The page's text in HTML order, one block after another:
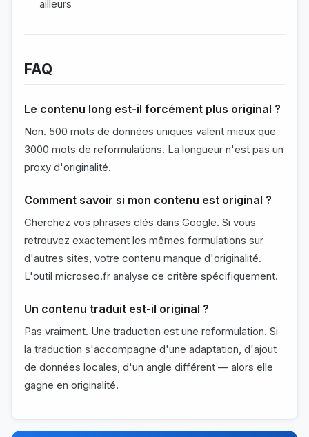
ailleurs
FAQ
Le contenu long est-il forcément plus original ?
Non. 500 mots de données uniques valent mieux que
3000 mots de reformulations. La longueur n'est pas un
proxy d'originalité.
Comment savoir si mon contenu est original ?
Cherchez vos phrases clés dans Google. Si vous
retrouvez exactement les mêmes formulations sur
d'autres sites, votre contenu manque d'originalité.
L'outil microseo.fr analyse ce critère spécifiquement.
Un contenu traduit est-il original ?
Pas vraiment. Une traduction est une reformulation. Si
la traduction s'accompagne d'une adaptation, d'ajout
de données locales, d'un angle différent — alors elle
gagne en originalité.